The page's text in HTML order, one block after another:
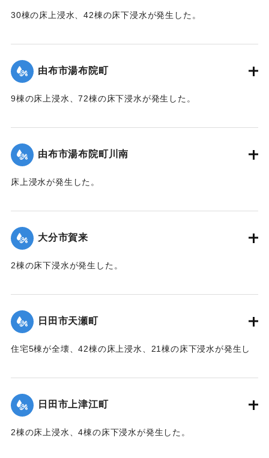
30棟の床上浸水、42棟の床下浸水が発生した。
｜固有コード: 01215054
由布市湯布院町
9棟の床上浸水、72棟の床下浸水が発生した。
｜固有コード: 01215055
由布市湯布院町川南
床上浸水が発生した。
2020/7/6｜固有コード:01215056
大分市賀来
2棟の床下浸水が発生した。
2020/7/6｜固有コード:
日田市天瀬町
住宅5棟が全壊、42棟の床上浸水、21棟の床下浸水が発生し
（第 37 報）】
｜固有コード:01215050
日田市上津江町
2棟の床上浸水、4棟の床下浸水が発生した。